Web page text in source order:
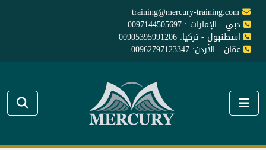
training@mercury-training.com
دبي - الإمارات : 0097144505697
اسطنبول - تركيا: 00905395991206
عمّان - الأردن: 00962797123347